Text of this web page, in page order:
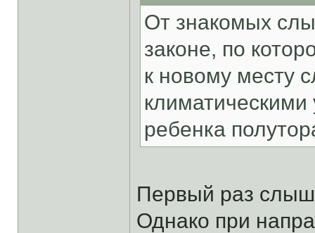
От знакомых
законе, по
к новому месту
ребенка
Первый раз
Однако при